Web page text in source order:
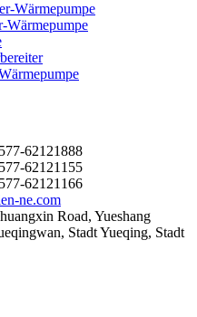
Wärmepumpe
Wärmepumpe
62121888
62121155
62121166
ne.com
Road, Yueshang
Stadt Yueqing, Stadt